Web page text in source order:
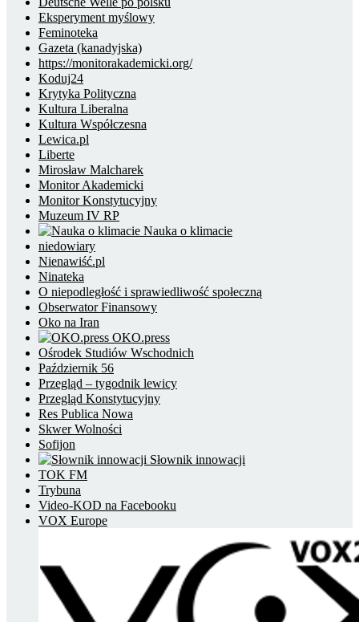
Eksperyment myślowy
Feminoteka
Gazeta (kanadyjska)
https://monitorakademicki.org/
Koduj24
Krytyka Polityczna
Kultura Liberalna
Kultura Współczesna
Lewica.pl
Liberte
Mirosław Malcharek
Monitor Akademicki
Monitor Konstytucyjny
Muzeum IV RP
Nauka o klimacie
niedowiary
Nienawiść.pl
Ninateka
O niepodległość i sprawiedliwość społeczną
Obserwator Finansowy
Oko na Iran
OKO.press
Ośrodek Studiów Wschodnich
Październik 56
Przegląd – tygodnik lewicy
Przegląd Konstytucyjny
Res Publica Nowa
Skwer Wolności
Sofijon
Słownik innowacji
TOK FM
Trybuna
Video-KOD na Facebooku
VOX Europe